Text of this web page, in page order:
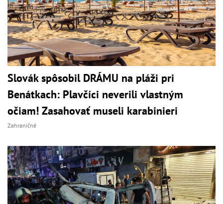
Slovák spôsobil DRÁMU na pláži pri
Benátkach: Plavčíci neverili vlastným
očiam! Zasahovať museli karabinieri
Zahraničné